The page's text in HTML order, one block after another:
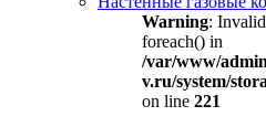
Warning:
foreach() in
/var/www/
v.ru/system/
on line 221